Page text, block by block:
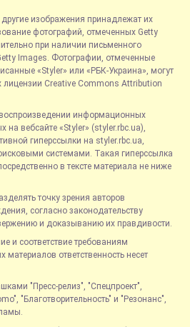
изображения принадлежат их
фотографий, отмеченных Getty
при наличии письменного
Images. Фотографии, отмеченные
«Styler» или «РБК-Украина», могут
лицензии Creative Commons Attribution
информационных
на вебсайте «Styler» (styler.rbc.ua),
гиперссылки на styler.rbc.ua,
системами. Такая гиперссылка
в тексте материала не ниже
точку зрения авторов
согласно законодательству
и доказыванию их правдивости.
и соответствие требованиям
материалов ответственность несет
"Пресс-релиз", "Спецпроект",
"Благотворительность" и "Резонанс",